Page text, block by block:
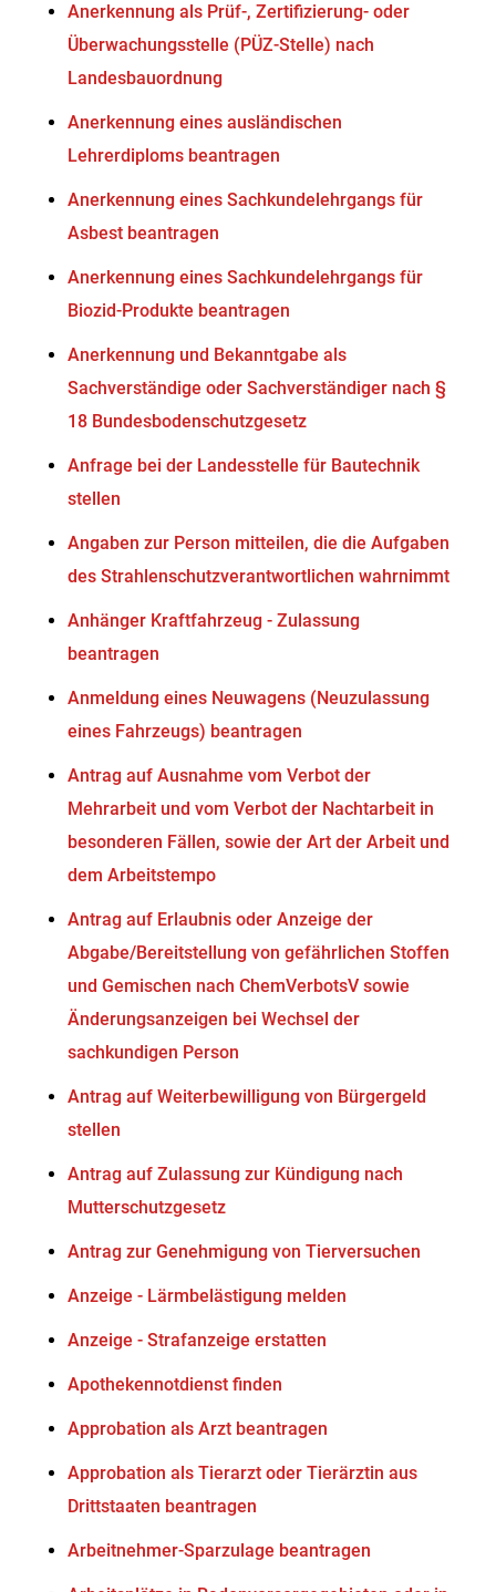
Anerkennung als Prüf-, Zertifizierung- oder
Überwachungsstelle (PÜZ-Stelle) nach
Landesbauordnung
Anerkennung eines ausländischen
Lehrerdiploms beantragen
Anerkennung eines Sachkundelehrgangs für
Asbest beantragen
Anerkennung eines Sachkundelehrgangs für
Biozid-Produkte beantragen
Anerkennung und Bekanntgabe als
Sachverständige oder Sachverständiger nach §
18 Bundesbodenschutzgesetz
Anfrage bei der Landesstelle für Bautechnik
stellen
Angaben zur Person mitteilen, die die Aufgaben
des Strahlenschutzverantwortlichen wahrnimmt
Anhänger Kraftfahrzeug - Zulassung
beantragen
Anmeldung eines Neuwagens (Neuzulassung
eines Fahrzeugs) beantragen
Antrag auf Ausnahme vom Verbot der
Mehrarbeit und vom Verbot der Nachtarbeit in
besonderen Fällen, sowie der Art der Arbeit und
dem Arbeitstempo
Antrag auf Erlaubnis oder Anzeige der
Abgabe/Bereitstellung von gefährlichen Stoffen
und Gemischen nach ChemVerbotsV sowie
Änderungsanzeigen bei Wechsel der
sachkundigen Person
Antrag auf Weiterbewilligung von Bürgergeld
stellen
Antrag auf Zulassung zur Kündigung nach
Mutterschutzgesetz
Antrag zur Genehmigung von Tierversuchen
Anzeige - Lärmbelästigung melden
Anzeige - Strafanzeige erstatten
Apothekennotdienst finden
Approbation als Arzt beantragen
Approbation als Tierarzt oder Tierärztin aus
Drittstaaten beantragen
Arbeitnehmer-Sparzulage beantragen